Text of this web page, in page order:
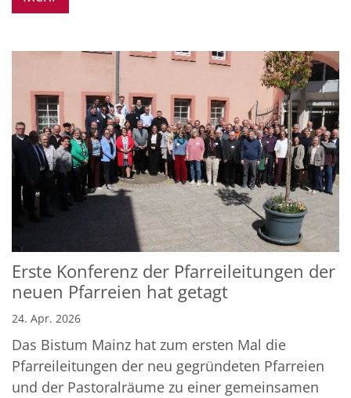
Erste Konferenz der Pfarreileitungen der
neuen Pfarreien hat getagt
24. Apr. 2026
Das Bistum Mainz hat zum ersten Mal die
Pfarreileitungen der neu gegründeten Pfarreien
und der Pastoralräume zu einer gemeinsamen